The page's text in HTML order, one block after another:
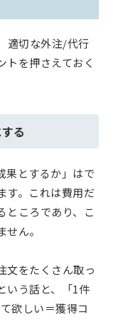
適切な外注/代行
トを押さえておく
る
果とするか」はで
す。これは費用だ
ところであり、こ
ん。
文をたくさん取っ
いう話と、「1件
欲しい＝獲得コ